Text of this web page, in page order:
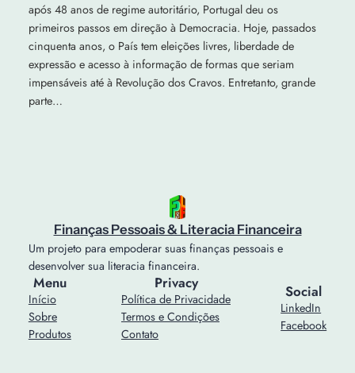
após 48 anos de regime autoritário, Portugal deu os
primeiros passos em direção à Democracia. Hoje, passados
cinquenta anos, o País tem eleições livres, liberdade de
expressão e acesso à informação de formas que seriam
impensáveis até à Revolução dos Cravos. Entretanto, grande
parte…
Finanças Pessoais & Literacia Financeira
Um projeto para empoderar suas finanças pessoais e
desenvolver sua literacia financeira.
Menu
Início
Sobre
Produtos
Privacy
Política de Privacidade
Termos e Condições
Contato
Social
LinkedIn
Facebook